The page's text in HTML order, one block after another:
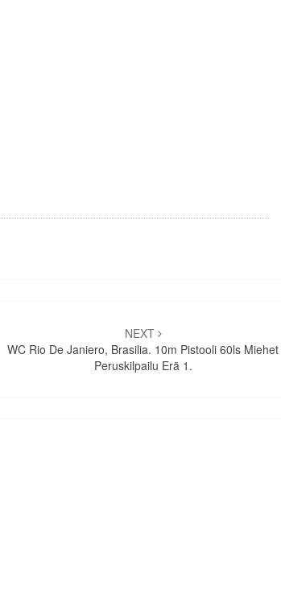
NEXT
WC Rio De Janiero, Brasilia. 10m Pistooli 60ls Miehet
Peruskilpailu Erä 1.